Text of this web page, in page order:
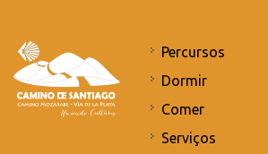
Percursos
Dormir
Comer
Serviços